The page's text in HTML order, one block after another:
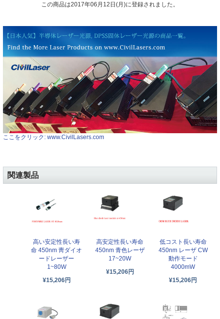
この商品は2017年06月12日(月)に登録されました。
ここをクリック: www.CivilLasers.com
関連製品
高い安定性長い寿
命 450nm 靑ダイオ
ードレーザー
1~80W
¥15,206円
高安定性長い寿命
450nm 青色レーザ
17~20W
¥15,206円
低コスト長い寿命
450nm レーザ CW
動作モード
4000mW
¥15,206円